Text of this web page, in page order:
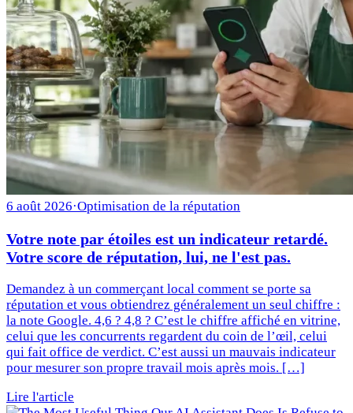
6 août 2026·Optimisation de la réputation
Votre note par étoiles est un indicateur retardé.
Votre score de réputation, lui, ne l'est pas.
Demandez à un commerçant local comment se porte sa
réputation et vous obtiendrez généralement un seul chiffre :
la note Google. 4,6 ? 4,8 ? C’est le chiffre affiché en vitrine,
celui que les concurrents regardent du coin de l’œil, celui
qui fait office de verdict. C’est aussi un mauvais indicateur
pour mesurer son propre travail mois après mois. […]
Lire l'article